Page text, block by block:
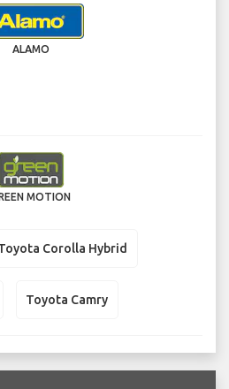
ALAMO
MOTION
Corolla Hybrid
Toyota Camry